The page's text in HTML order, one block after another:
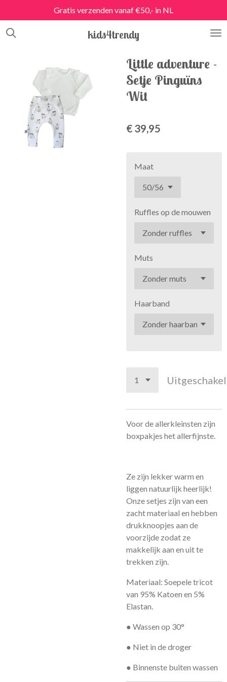
direct
naar
kids4trendy
Gratis verzenden vanaf €50,- in NL
Little adventure -
Setje Pinguïns
Wit
€ 39,95
Maat
Ruffles op de mouwen
Muts
Haarband
Voor de allerkleinsten zijn
boxpakjes het allerfijnste.
Ze zijn lekker warm en
liggen natuurlijk heerlijk!
Onze setjes zijn van een
zacht materiaal en hebben
drukknoopjes aan de
voorzijde zodat ze
makkelijk aan en uit te
trekken zijn.
Materiaal: Soepele tricot
van 95% Katoen en 5%
Elastan.
● Wassen op 30°
● Niet in de droger
● Binnenste buiten wassen